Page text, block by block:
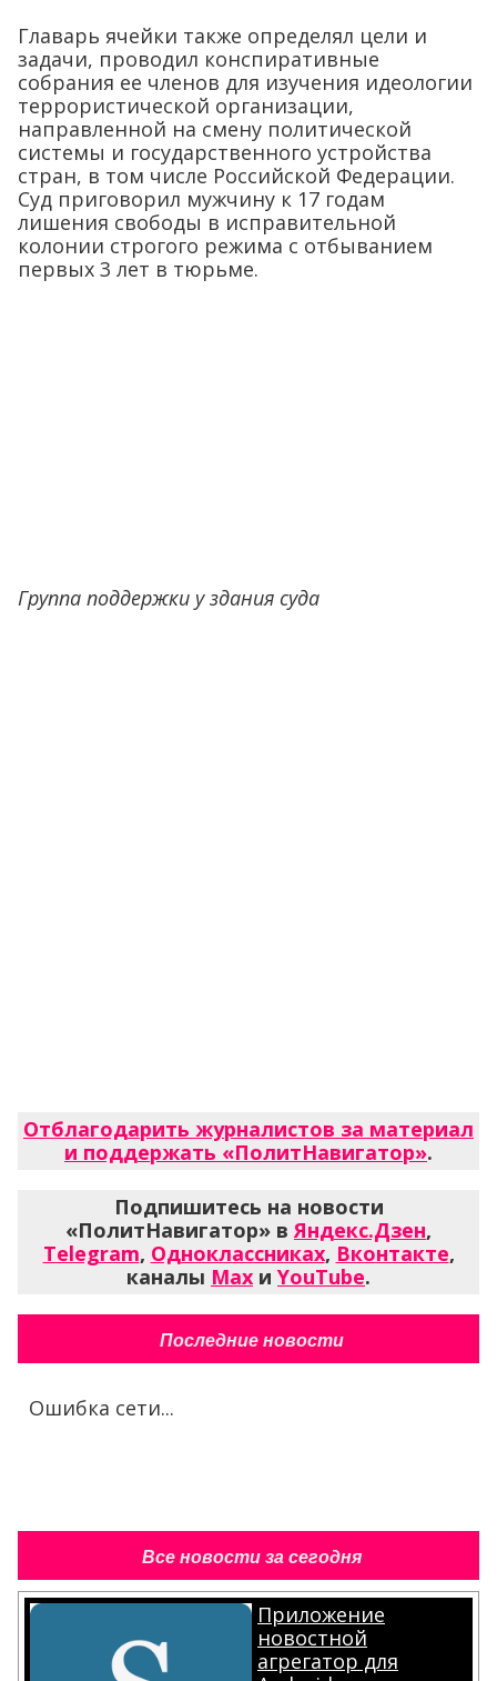
Главарь ячейки также определял цели и
задачи, проводил конспиративные
собрания ее членов для изучения идеологии
террористической организации,
направленной на смену политической
системы и государственного устройства
стран, в том числе Российской Федерации.
Суд приговорил мужчину к 17 годам
лишения свободы в исправительной
колонии строгого режима с отбыванием
первых 3 лет в тюрьме.
Группа поддержки у здания суда
Отблагодарить журналистов за материал
и поддержать «ПолитНавигатор».
Подпишитесь на новости
«ПолитНавигатор» в Яндекс.Дзен,
Telegram, Одноклассниках, Вконтакте,
каналы Max и YouTube.
Последние новости
Ошибка сети...
Все новости за сегодня
Приложение
новостной
агрегатор для